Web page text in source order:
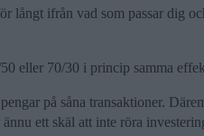
långt ifrån vad som passar dig
eller 70/30 i princip samma
på såna transaktioner.
ett skäl att inte röra